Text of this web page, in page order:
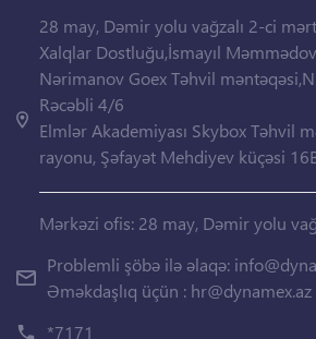
28 may, Dəmir yolu vağzalı 2-ci
Xalqlar Dostluğu,İsmayıl
Nərimanov Goex Təhvil
Rəcəbli 4/6
Elmlər Akademiyası Skybox Təhvil
rayonu, Şəfayət Mehdiyev küçəsi
Mərkəzi ofis: 28 may, Dəmir yolu
Problemli şöbə ilə əlaqə:
Əməkdaşlıq üçün : hr@dynamex.az
*7171